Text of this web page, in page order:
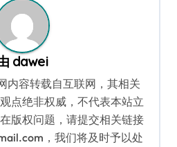
dawei
内容转载自互联网，其相关
点绝非权威，不代表本站立
版权问题，请提交相关链接
，我们将及时予以处